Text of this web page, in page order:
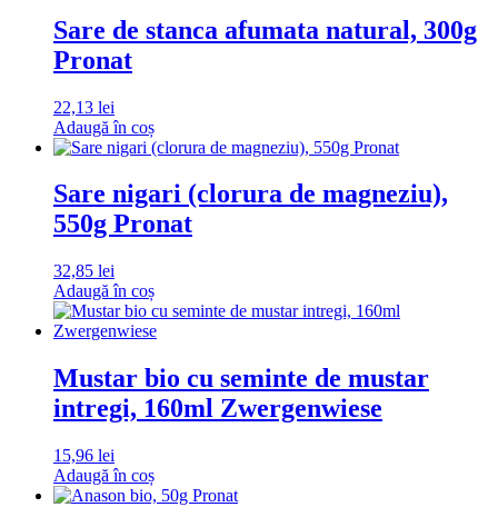
Sare de stanca afumata natural, 300g
Pronat
22,13 lei
Adaugă în coș
Sare nigari (clorura de magneziu),
550g Pronat
32,85 lei
Adaugă în coș
Mustar bio cu seminte de mustar
intregi, 160ml Zwergenwiese
15,96 lei
Adaugă în coș